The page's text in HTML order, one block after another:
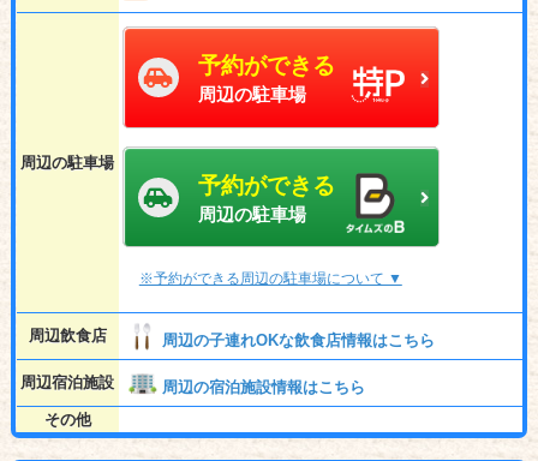
周辺の駐車場
予約ができる
周辺の駐車場
予約ができる
周辺の駐車場
※予約ができる周辺の駐車場について ▼
周辺飲食店 周辺の子連れOKな飲食店情報はこちら
周辺宿泊施設
周辺の宿泊施設情報はこちら
その他